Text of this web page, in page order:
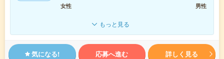
女性
男性
もっと見る
気になる! 応募へ進む 詳しく見る